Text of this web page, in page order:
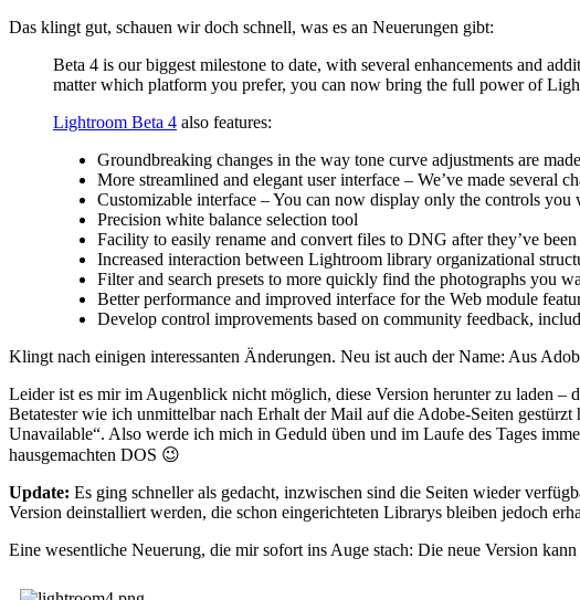
Das klingt gut, schauen wir doch schnell, was es an Neuerungen gibt:
Beta 4 is our biggest milestone to date, with several enhancements and
matter which platform you prefer, you can now bring the full power of
Lightroom Beta 4 also features:
Groundbreaking changes in the way tone curve adjustments are
More streamlined and elegant user interface – We’ve made several
Customizable interface – You can now display only the controls you
Precision white balance selection tool
Facility to easily rename and convert files to DNG after they’ve
Increased interaction between Lightroom library organizational
Filter and search presets to more quickly find the photographs you
Better performance and improved interface for the Web module
Develop control improvements based on community feedback,
Klingt nach einigen interessanten Änderungen. Neu ist auch der Name: Aus
Leider ist es mir im Augenblick nicht möglich, diese Version herunter zu laden
Betatester wie ich unmittelbar nach Erhalt der Mail auf die Adobe-Seiten
Unavailable“. Also werde ich mich in Geduld üben und im Laufe des Tages
hausgemachten DOS 😉
Update: Es ging schneller als gedacht, inzwischen sind die Seiten wieder
Version deinstalliert werden, die schon eingerichteten Librarys bleiben jedoch
Eine wesentliche Neuerung, die mir sofort ins Auge stach: Die neue Version